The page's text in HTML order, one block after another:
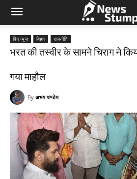
बिग न्यूज़ बिहार राजनीति
भरत की तस्वीर के सामने चिराग ने
गया माहौल
By अभय पाण्डेय